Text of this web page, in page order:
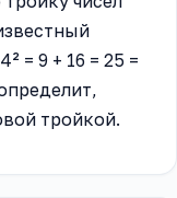
= 9 + 16 = 25 =
тройкой.